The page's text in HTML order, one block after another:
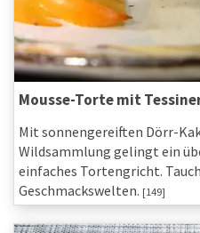
Mousse-Torte mit
Mit sonnengereiften Dörr-
Wildsammlung gelingt ein
einfaches Tortengricht.
Geschmackswelten. [149]